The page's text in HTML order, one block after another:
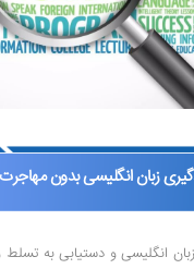
انگلیسی و دستیابی به تسلط